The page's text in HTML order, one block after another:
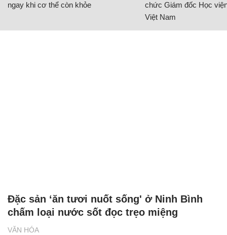
ngay khi cơ thể còn khỏe
chức Giám đốc Học
Việt Nam
VĂN HÓA
Đặc sản ‘ăn tươi nuốt sống' ở Ninh Bình
chấm loại nước sốt đọc trẹo miệng